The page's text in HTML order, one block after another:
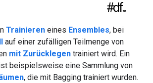
#df
Trainieren eines Ensembles, bei
auf einer zufälligen Teilmenge von
mit Zurücklegen trainiert wird. Ein
beispielsweise eine Sammlung von
, die mit Bagging trainiert wurden.